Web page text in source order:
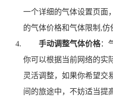
一个详细的气体设置页面
的气体价格和气体限制,仿
手动调整气体价格：
你可以根据当前网络的实
灵活调整，如果你希望交
间的旅途中，不妨适当提